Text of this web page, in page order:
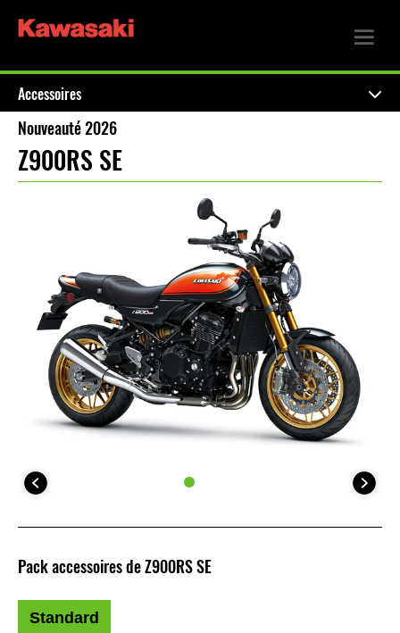
Accessoires
Nouveauté 2026
Z900RS SE
Pack accessoires de Z900RS SE
Standard